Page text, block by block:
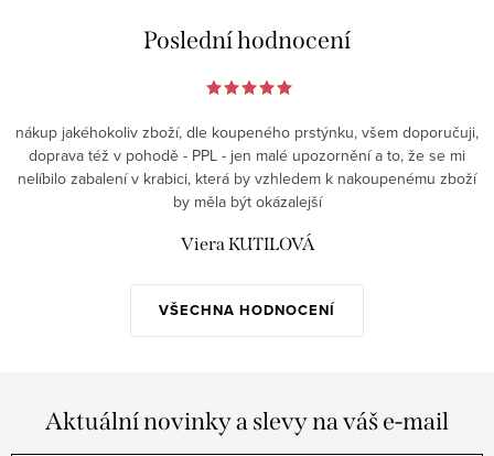
Poslední hodnocení
VŠECHNA HODNOCENÍ
nákup jakéhokoliv zboží, dle koupeného prstýnku, všem doporučuji,
doprava též v pohodě - PPL - jen malé upozornění a to, že se mi
nelíbilo zabalení v krabici, která by vzhledem k nakoupenému zboží
by měla být okázalejší
Viera KUTILOVÁ
Aktuální novinky a slevy na váš e-mail